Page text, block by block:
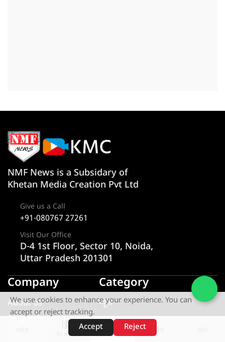
वेब स्टोरीज़
NMF News is a Subsidary of
Khetan Media Creation Pvt Ltd
Give us a Call
+91-080767 27261
Visit Our Office
D-4 1st Floor, Sector 10, Noida,
Uttar Pradesh 201301
Company
About us
Privacy Policy
Category
न्यूज
राज्य
एक्सक्लूसिव
We use cookies to enhance your experience. You can
accept or reject tracking.
Accept
Reject